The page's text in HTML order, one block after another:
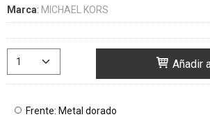
Marca: MICHAEL KORS
Añadir
Frente: Metal dorado